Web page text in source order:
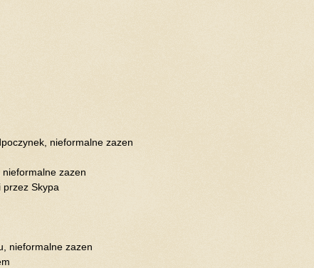
nieformalne zazen
zazen
Skypa
nieformalne zazen